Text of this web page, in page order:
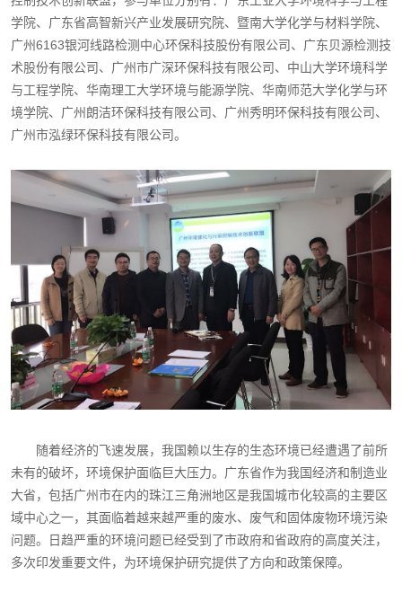
学院、广东省高智新兴产业发展研究院、暨南大学化学与材料学院、
广州6163银河线路检测中心环保科技股份有限公司、广东贝源检测技
术股份有限公司、广州市广深环保科技有限公司、中山大学环境科学
与工程学院、华南理工大学环境与能源学院、华南师范大学化学与环
境学院、广州朗洁环保科技有限公司、广州秀明环保科技有限公司、
广州市泓绿环保科技有限公司。
随着经济的飞速发展，我国赖以生存的生态环境已经遭遇了前所
未有的破坏，环境保护面临巨大压力。广东省作为我国经济和制造业
大省，包括广州市在内的珠江三角洲地区是我国城市化较高的主要区
域中心之一，其面临着越来越严重的废水、废气和固体废物环境污染
问题。日趋严重的环境问题已经受到了市政府和省政府的高度关注，
多次印发重要文件，为环境保护研究提供了方向和政策保障。